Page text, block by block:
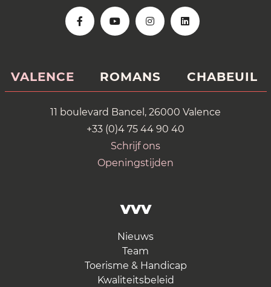
VALENCE ROMANS CHABEUIL
11 boulevard Bancel, 26000 Valence
+33 (0)4 75 44 90 40
Schrijf ons
Openingstijden
VVV
Nieuws
Team
Toerisme & Handicap
Kwaliteitsbeleid